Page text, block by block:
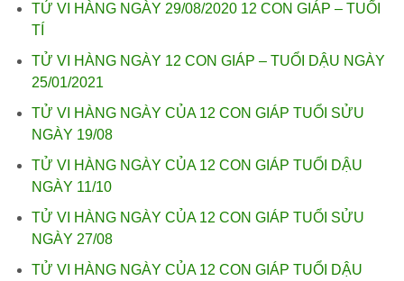
TỬ VI HÀNG NGÀY 29/08/2020 12 CON GIÁP – TUỔI
TÍ
TỬ VI HÀNG NGÀY 12 CON GIÁP – TUỔI DẬU NGÀY
25/01/2021
TỬ VI HÀNG NGÀY CỦA 12 CON GIÁP TUỔI SỬU
NGÀY 19/08
TỬ VI HÀNG NGÀY CỦA 12 CON GIÁP TUỔI DẬU
NGÀY 11/10
TỬ VI HÀNG NGÀY CỦA 12 CON GIÁP TUỔI SỬU
NGÀY 27/08
TỬ VI HÀNG NGÀY CỦA 12 CON GIÁP TUỔI DẬU